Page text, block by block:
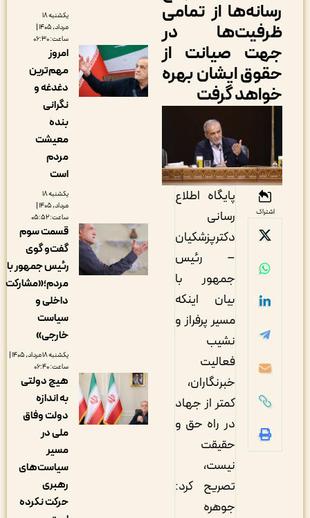
از تمامی
در
صیانت از
ایشان بهره
گرفت
پایگاه اطلاع
رسانی
دکترپزشکیان
– رئیس
جمهور با
بیان اینکه
مسیر پرفراز و
نشیب
فعالیت
خبرنگاران،
کمتر از جهاد
در راه حق و
حقیقت
نیست،
تصریح کرد:
جوهره
مرداد, ۱۴۰۵ |
امروز
مهم‌ترین
دغدغه و
معیشت
مرداد, ۱۴۰۵ |
قسمت سوم
گفت‌و گوی
رئیس جمهور با
مردم؛«مشارکت
داخلی و
سیاست
خارجی»
یکشنبه ۱۸ مرداد, ۱۴۰۵ |
هیچ دولتی
به اندازه
دولت وفاق
سیاست‌های
حرکت نکرده